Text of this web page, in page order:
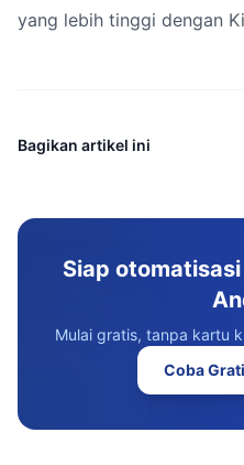
yang lebih tinggi dengan
Bagikan artikel ini
Siap
Mulai gratis, tanpa kartu
Coba